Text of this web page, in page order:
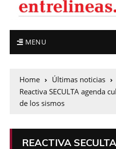
MENU
Home
Últimas noticias
Reactiva SECULTA agenda
de los sismos
REACTIVA